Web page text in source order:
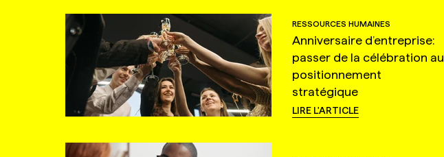
RESSOURCES HUMAINES
Anniversaire d’entreprise:
passer de la célébration au
positionnement
stratégique
LIRE L'ARTICLE